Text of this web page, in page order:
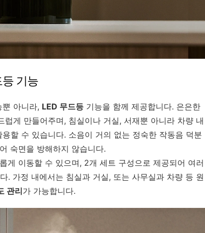
기능
아니라, LED 무드등 기능을 함께 제공합니다. 은은한
게 만들어주며, 침실이나 거실, 서재뿐 아니라 차량 내
할 수 있습니다. 소음이 거의 없는 정숙한 작동음 덕분
숙면을 방해하지 않습니다.
게 이동할 수 있으며, 2개 세트 구성으로 제공되어 여러
. 가정 내에서는 침실과 거실, 또는 사무실과 차량 등 원
관리가 가능합니다.